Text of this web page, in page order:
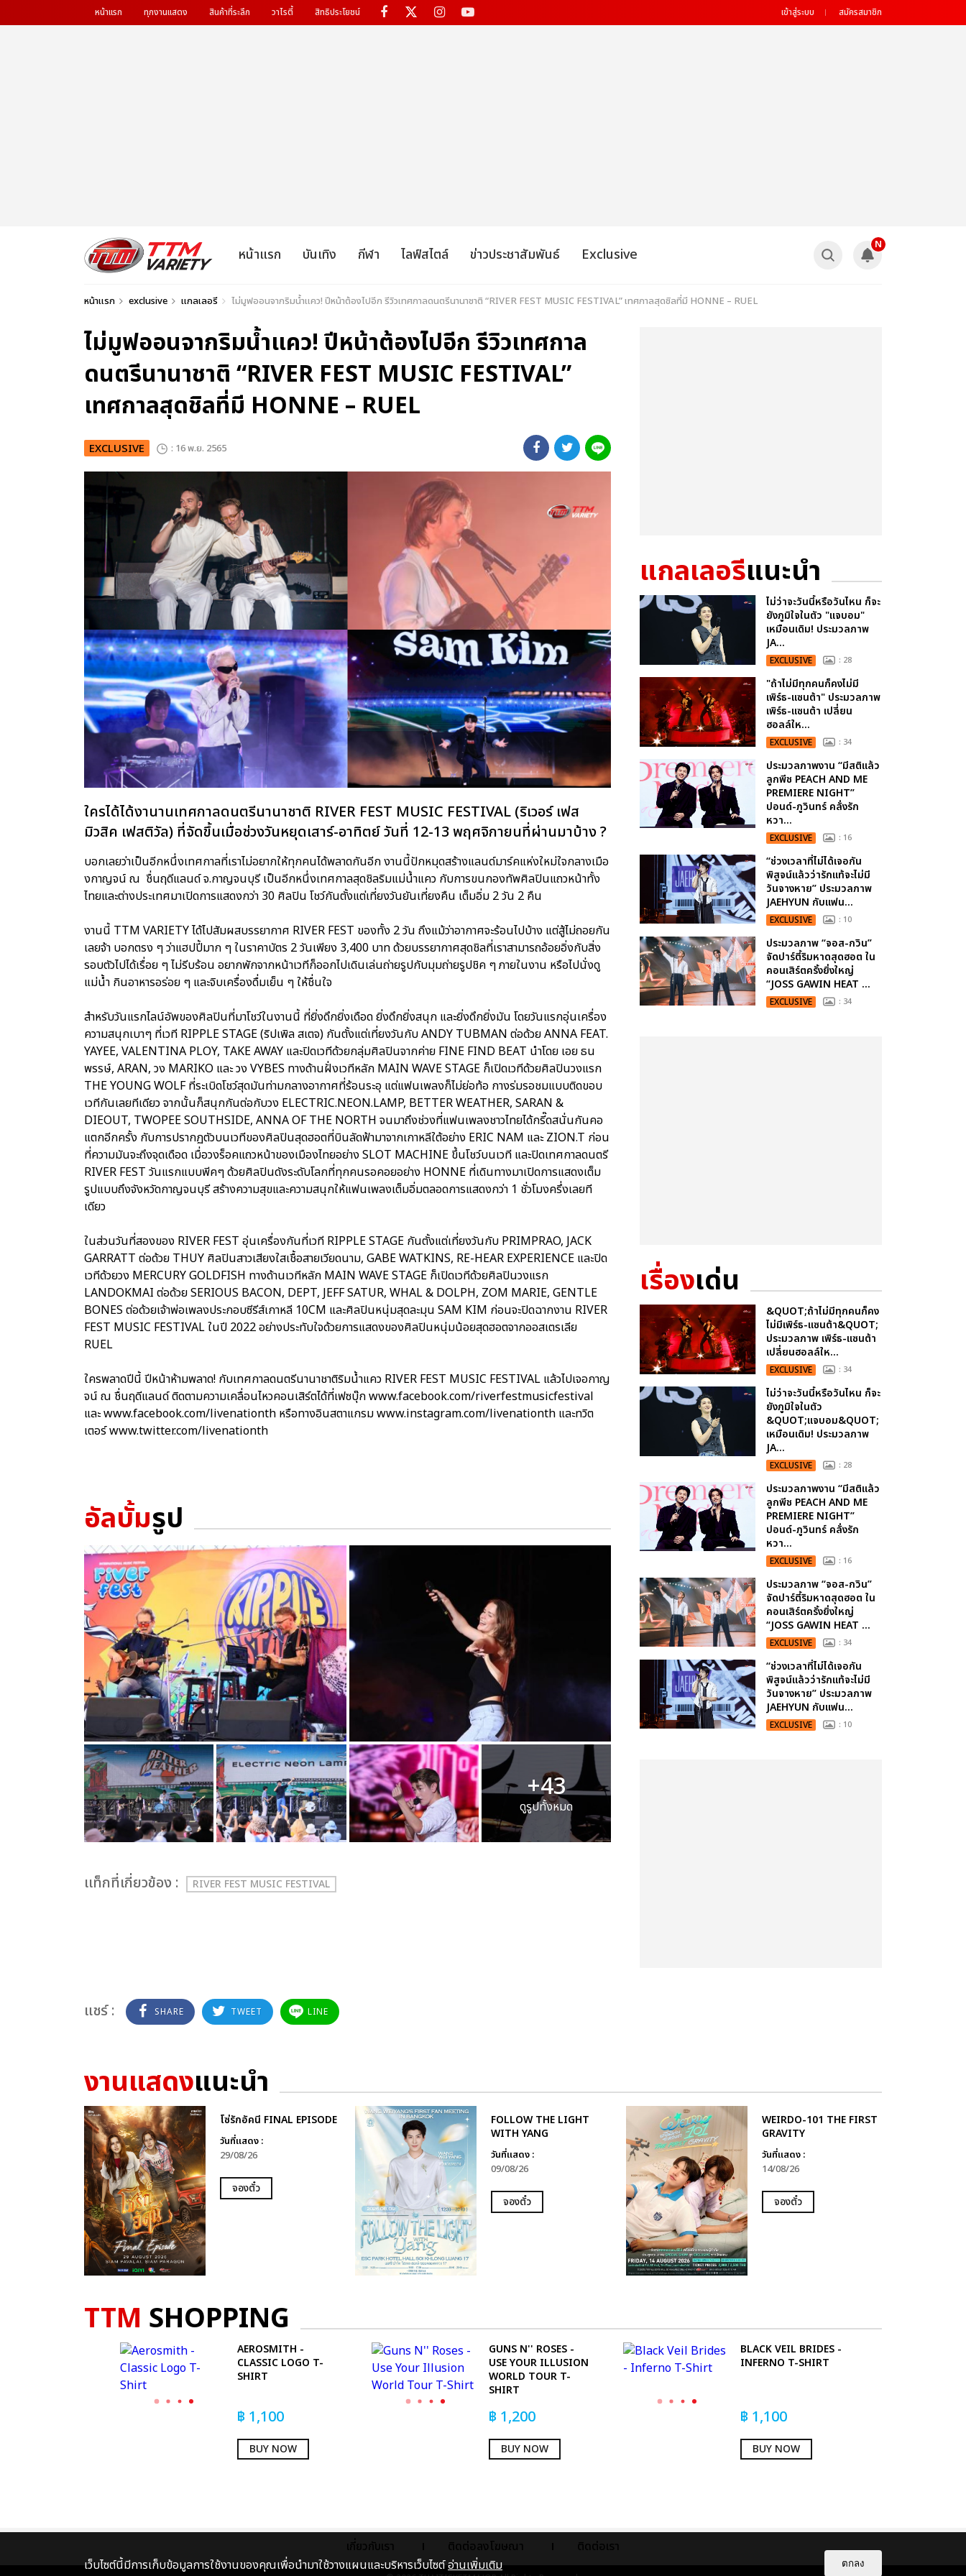
หน้าแรก ทุกงานแสดง สินค้าที่ระลึก วาไรตี้ สิทธิประโยชน์ เข้าสู่ระบบ สมัครสมาชิก
หน้าแรก บันเทิง กีฬา ไลฟ์สไตล์ ข่าวประชาสัมพันธ์ Exclusive
N
หน้าแรก exclusive แกลเลอรี ไม่มูฟออนจากริมน้ำแคว! ปีหน้าต้องไปอีก รีวิวเทศกาลดนตรีนานาชาติ “RIVER FEST MUSIC FESTIVAL” เทศกาลสุดชิลที่มี HONNE – RUEL
ไม่มูฟออนจากริมน้ำแคว! ปีหน้าต้องไปอีก รีวิวเทศกาล
ดนตรีนานาชาติ “RIVER FEST MUSIC FESTIVAL”
เทศกาลสุดชิลที่มี HONNE – RUEL
EXCLUSIVE : 16 พ.ย. 2565
ใครได้ได้งานานเทศกาลดนตรีนานาชาติ RIVER FEST MUSIC FESTIVAL (ริเวอร์ เฟส
มิวสิค เฟสติวัล) ที่จัดขึ้นเมื่อช่วงวันหยุดเสาร์-อาทิตย์ วันที่ 12-13 พฤศจิกายนที่ผ่านมาบ้าง ?
บอกเลยว่าเป็นอีกหนึ่งเทศกาลที่เราไม่อยากให้ทุกคนได้พลาดกันอีก งานนี้ปักหมุดสร้างแลนด์มาร์คแห่งใหม่ใจกลางเมือ
งกาญจน์ ณ ชื่นฤดีแลนด์ จ.กาญจนบุรี เป็นอีกหนึ่งเทศกาลสุดชิลริมแม่น้ำแคว กับการขนกองทัพศิลปินแถวหน้าทั้ง
ไทยและต่างประเทศมาเปิดการแสดงกว่า 30 ศิลปิน โชว์กันตั้งแต่เที่ยงวันยันเที่ยงคืน เต็มอิ่ม 2 วัน 2 คืน
งานนี้ TTM VARIETY ได้ไปสัมผสบรรยากาศ RIVER FEST ของทั้ง 2 วัน ถึงแม้ว่าอากาศจะร้อนไปบ้าง แต่สู้ไม่ถอยกัน
เลยจ้า บอกตรง ๆ ว่าแฮปปี้มาก ๆ ในราคาบัตร 2 วันเพียง 3,400 บาท ด้วยบรรยากาศสุดชิลที่เราสามารถอ้อยอิ่งกับสิ่ง
รอบตัวไปได้เรื่อย ๆ ไม่รีบร้อน อยากพักจากหน้าเวทีก็ออกไปเดินเล่นถ่ายรูปกับมุมถ่ายรูปชิค ๆ ภายในงาน หรือไปนั่งดู
แม่น้ำ กินอาหารอร่อย ๆ และจิบเครื่องดื่มเย็น ๆ ให้ชื่นใจ
สำหรับวันแรกไลน์อัพของศิลปินที่มาโชว์ในงานนี้ ที่ยิ่งดึกยิ่งเดือด ยิ่งดึกยิ่งสนุก และยิ่งดึกยิ่งมัน โดยวันแรกอุ่นเครื่อง
ความสนุกเบาๆ ที่เวที RIPPLE STAGE (ริปเพิล สเตจ) กันตั้งแต่เที่ยงวันกับ ANDY TUBMAN ต่อด้วย ANNA FEAT.
YAYEE, VALENTINA PLOY, TAKE AWAY และปิดเวทีด้วยกลุ่มศิลปินจากค่าย FINE FIND BEAT นำโดย เอย ธน
พรรษ์, ARAN, วง MARIKO และ วง VYBES ทางด้านฝั่งเวทีหลัก MAIN WAVE STAGE ก็เปิดเวทีด้วยศิลปินวงแรก
THE YOUNG WOLF ที่ระเบิดโชว์สุดมันท่ามกลางอากาศที่ร้อนระอุ แต่แฟนเพลงก็ไม่ย่อท้อ กางร่มรอชมแบบติดขอบ
เวทีกันเลยทีเดียว จากนั้นก็สนุกกันต่อกับวง ELECTRIC.NEON.LAMP, BETTER WEATHER, SARAN &
DIEOUT, TWOPEE SOUTHSIDE, ANNA OF THE NORTH จนมาถึงช่วงที่แฟนเพลงชาวไทยได้กรี๊ดสนั่นกันคอ
แตกอีกครั้ง กับการปรากฏตัวบนเวทีของศิลปินสุดฮอตที่บินลัดฟ้ามาจากเกาหลีใต้อย่าง ERIC NAM และ ZION.T ก่อน
ที่ความมันจะถึงจุดเดือด เมื่อวงร็อคแถวหน้าของเมืองไทยอย่าง SLOT MACHINE ขึ้นโชว์บนเวที และปิดเทศกาลดนตรี
RIVER FEST วันแรกแบบพีคๆ ด้วยศิลปินดังระดับโลกที่ทุกคนรอคอยอย่าง HONNE ที่เดินทางมาเปิดการแสดงเต็ม
รูปแบบถึงจังหวัดกาญจนบุรี สร้างความสุขและความสนุกให้แฟนเพลงเต็มอิ่มตลอดการแสดงกว่า 1 ชั่วโมงครึ่งเลยที
เดียว
ในส่วนวันที่สองของ RIVER FEST อุ่นเครื่องกันที่เวที RIPPLE STAGE กันตั้งแต่เที่ยงวันกับ PRIMPRAO, JACK
GARRATT ต่อด้วย THUY ศิลปินสาวเสียงใสเชื้อสายเวียดนาม, GABE WATKINS, RE-HEAR EXPERIENCE และปิด
เวทีด้วยวง MERCURY GOLDFISH ทางด้านเวทีหลัก MAIN WAVE STAGE ก็เปิดเวทีด้วยศิลปินวงแรก
LANDOKMAI ต่อด้วย SERIOUS BACON, DEPT, JEFF SATUR, WHAL & DOLPH, ZOM MARIE, GENTLE
BONES ต่อด้วยเจ้าพ่อเพลงประกอบซีรีส์เกาหลี 10CM และศิลปินหนุ่มสุดละมุน SAM KIM ก่อนจะปิดฉากงาน RIVER
FEST MUSIC FESTIVAL ในปี 2022 อย่างประทับใจด้วยการแสดงของศิลปินหนุ่มน้อยสุดฮอตจากออสเตรเลีย
RUEL
ใครพลาดปีนี้ ปีหน้าห้ามพลาด! กับเทศกาลดนตรีนานาชาติริมน้ำแคว RIVER FEST MUSIC FESTIVAL แล้วไปเจอกาญ
จน์ ณ ชื่นฤดีแลนด์ ติดตามความเคลื่อนไหวคอนเสิร์ตได้ที่เฟซบุ๊ก www.facebook.com/riverfestmusicfestival
และ www.facebook.com/livenationth หรือทางอินสตาแกรม www.instagram.com/livenationth และทวิต
เตอร์ www.twitter.com/livenationth
อัลบั้มรูป
+43
ดูรูปทั้งหมด
เเท็กที่เกี่ยวข้อง : RIVER FEST MUSIC FESTIVAL
แชร์ : SHARE TWEET LINE
แกลเลอรีแนะนำ
ไม่ว่าจะวันนี้หรือวันไหน ก็จะ
ยังภูมิใจในตัว "แจบอม"
เหมือนเดิม! ประมวลภาพ
JA...
EXCLUSIVE : 28
"ถ้าไม่มีทุกคนก็คงไม่มี
เพิร์ธ-แซนต้า" ประมวลภาพ
เพิร์ธ-แซนต้า เปลี่ยน
ฮอลล์ให...
EXCLUSIVE : 34
ประมวลภาพงาน “มีสติแล้ว
ลูกพีช PEACH AND ME
PREMIERE NIGHT”
ปอนด์-ภูวินทร์ คลั่งรัก
หวา...
EXCLUSIVE : 16
“ช่วงเวลาที่ไม่ได้เจอกัน
พิสูจน์แล้วว่ารักแท้จะไม่มี
วันจางหาย” ประมวลภาพ
JAEHYUN กับแฟน...
EXCLUSIVE : 10
ประมวลภาพ “จอส-กวิน”
จัดปาร์ตี้ริมหาดสุดฮอต ใน
คอนเสิร์ตครั้งยิ่งใหญ่
“JOSS GAWIN HEAT ...
EXCLUSIVE : 34
เรื่องเด่น
&QUOT;ถ้าไม่มีทุกคนก็คง
ไม่มีเพิร์ธ-แซนต้า&QUOT;
ประมวลภาพ เพิร์ธ-แซนต้า
เปลี่ยนฮอลล์ให...
EXCLUSIVE : 34
ไม่ว่าจะวันนี้หรือวันไหน ก็จะ
ยังภูมิใจในตัว
&QUOT;แจบอม&QUOT;
เหมือนเดิม! ประมวลภาพ
JA...
EXCLUSIVE : 28
ประมวลภาพงาน “มีสติแล้ว
ลูกพีช PEACH AND ME
PREMIERE NIGHT”
ปอนด์-ภูวินทร์ คลั่งรัก
หวา...
EXCLUSIVE : 16
ประมวลภาพ “จอส-กวิน”
จัดปาร์ตี้ริมหาดสุดฮอต ใน
คอนเสิร์ตครั้งยิ่งใหญ่
“JOSS GAWIN HEAT ...
EXCLUSIVE : 34
“ช่วงเวลาที่ไม่ได้เจอกัน
พิสูจน์แล้วว่ารักแท้จะไม่มี
วันจางหาย” ประมวลภาพ
JAEHYUN กับแฟน...
EXCLUSIVE : 10
งานแสดงแนะนำ
โซ่รักอัคนี FINAL EPISODE
วันที่แสดง :
29/08/26
จองตั๋ว
FOLLOW THE LIGHT
WITH YANG
วันที่แสดง :
09/08/26
จองตั๋ว
WEIRDO-101 THE FIRST
GRAVITY
วันที่แสดง :
14/08/26
จองตั๋ว
TTM SHOPPING
AEROSMITH -
CLASSIC LOGO T-
SHIRT
฿ 1,100
BUY NOW
GUNS N'' ROSES -
USE YOUR ILLUSION
WORLD TOUR T-
SHIRT
฿ 1,200
BUY NOW
BLACK VEIL BRIDES -
INFERNO T-SHIRT
฿ 1,100
BUY NOW
เกี่ยวกับเรา ติดต่อลงโฆษณา ติดต่อเรา
เว็บไซต์นี้มีการเก็บข้อมูลการใช้งานของคุณเพื่อนำมาใช้วางแผนและบริหารเว็บไซต์อ่านเพิ่มเติม ตกลง